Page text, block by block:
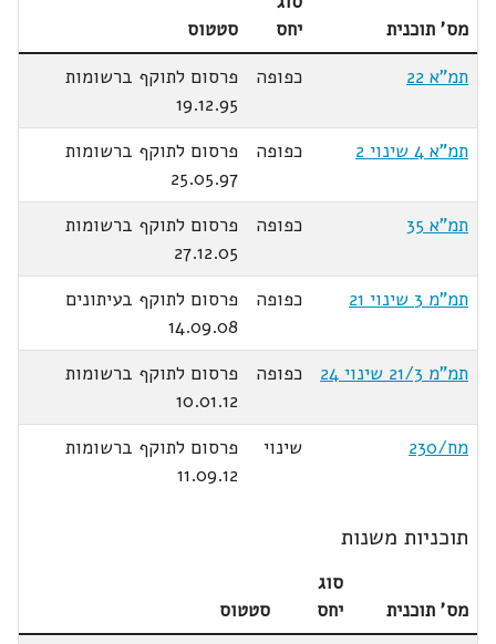
מס' תוכנית
יחס
סטטוס
תמ"א 22
כפופה
פרסום לתוקף ברשומות
19.12.95
תמ"א 4 שינוי 2
כפופה
פרסום לתוקף ברשומות
25.05.97
תמ"א 35
כפופה
פרסום לתוקף ברשומות
27.12.05
תמ"מ 3 שינוי 21
כפופה
פרסום לתוקף בעיתונים
14.09.08
תמ"מ 21/3 שינוי 24
כפופה
פרסום לתוקף ברשומות
10.01.12
מח/230
שינוי
פרסום לתוקף ברשומות
11.09.12
תוכניות משנות
מס' תוכנית
סוג
יחס
סטטוס